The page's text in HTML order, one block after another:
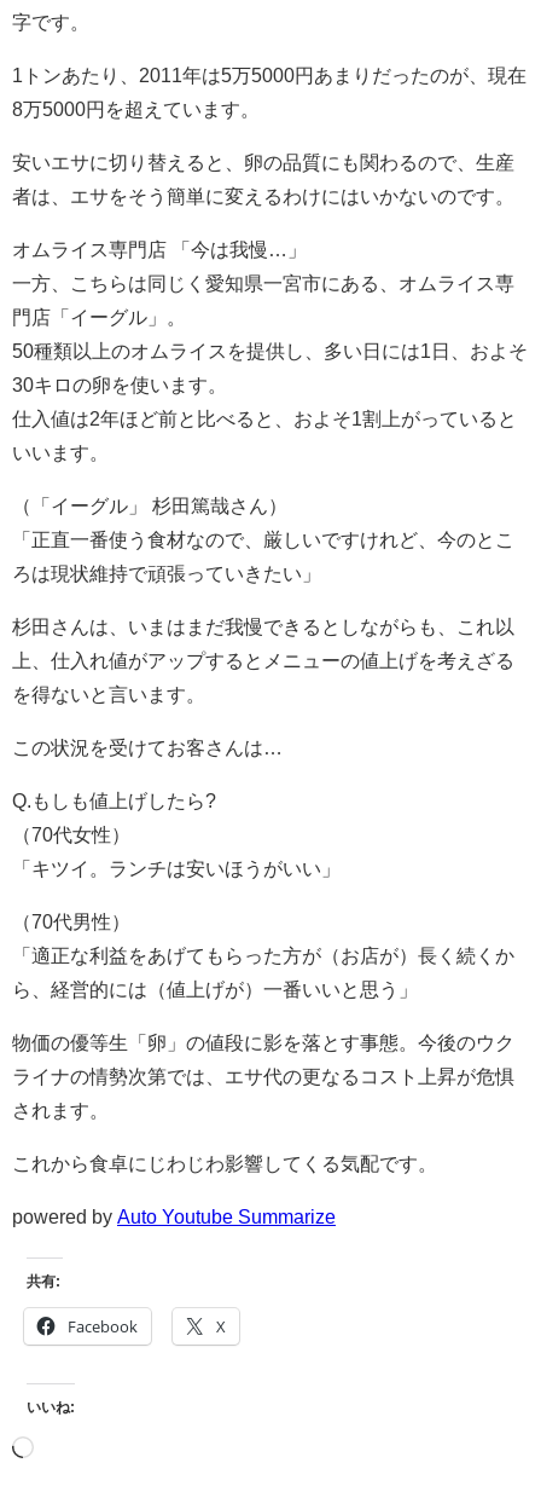
字です。
1トンあたり、2011年は5万5000円あまりだったのが、現在
8万5000円を超えています。
安いエサに切り替えると、卵の品質にも関わるので、生産
者は、エサをそう簡単に変えるわけにはいかないのです。
オムライス専門店 「今は我慢…」
一方、こちらは同じく愛知県一宮市にある、オムライス専
門店「イーグル」。
50種類以上のオムライスを提供し、多い日には1日、およそ
30キロの卵を使います。
仕入値は2年ほど前と比べると、およそ1割上がっていると
いいます。
（「イーグル」 杉田篤哉さん）
「正直一番使う食材なので、厳しいですけれど、今のとこ
ろは現状維持で頑張っていきたい」
杉田さんは、いまはまだ我慢できるとしながらも、これ以
上、仕入れ値がアップするとメニューの値上げを考えざる
を得ないと言います。
この状況を受けてお客さんは…
Q.もしも値上げしたら?
（70代女性）
「キツイ。ランチは安いほうがいい」
（70代男性）
「適正な利益をあげてもらった方が（お店が）長く続くか
ら、経営的には（値上げが）一番いいと思う」
物価の優等生「卵」の値段に影を落とす事態。今後のウク
ライナの情勢次第では、エサ代の更なるコスト上昇が危惧
されます。
これから食卓にじわじわ影響してくる気配です。
powered by Auto Youtube Summarize
共有:
Facebook X
いいね: